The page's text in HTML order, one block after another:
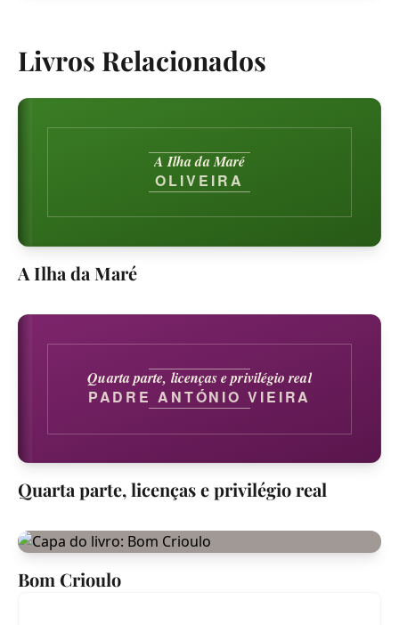
Livros Relacionados
A Ilha da Maré
OLIVEIRA
A Ilha da Maré
Quarta parte, licenças e privilégio real
PADRE ANTÓNIO VIEIRA
Quarta parte, licenças e privilégio real
Bom Crioulo